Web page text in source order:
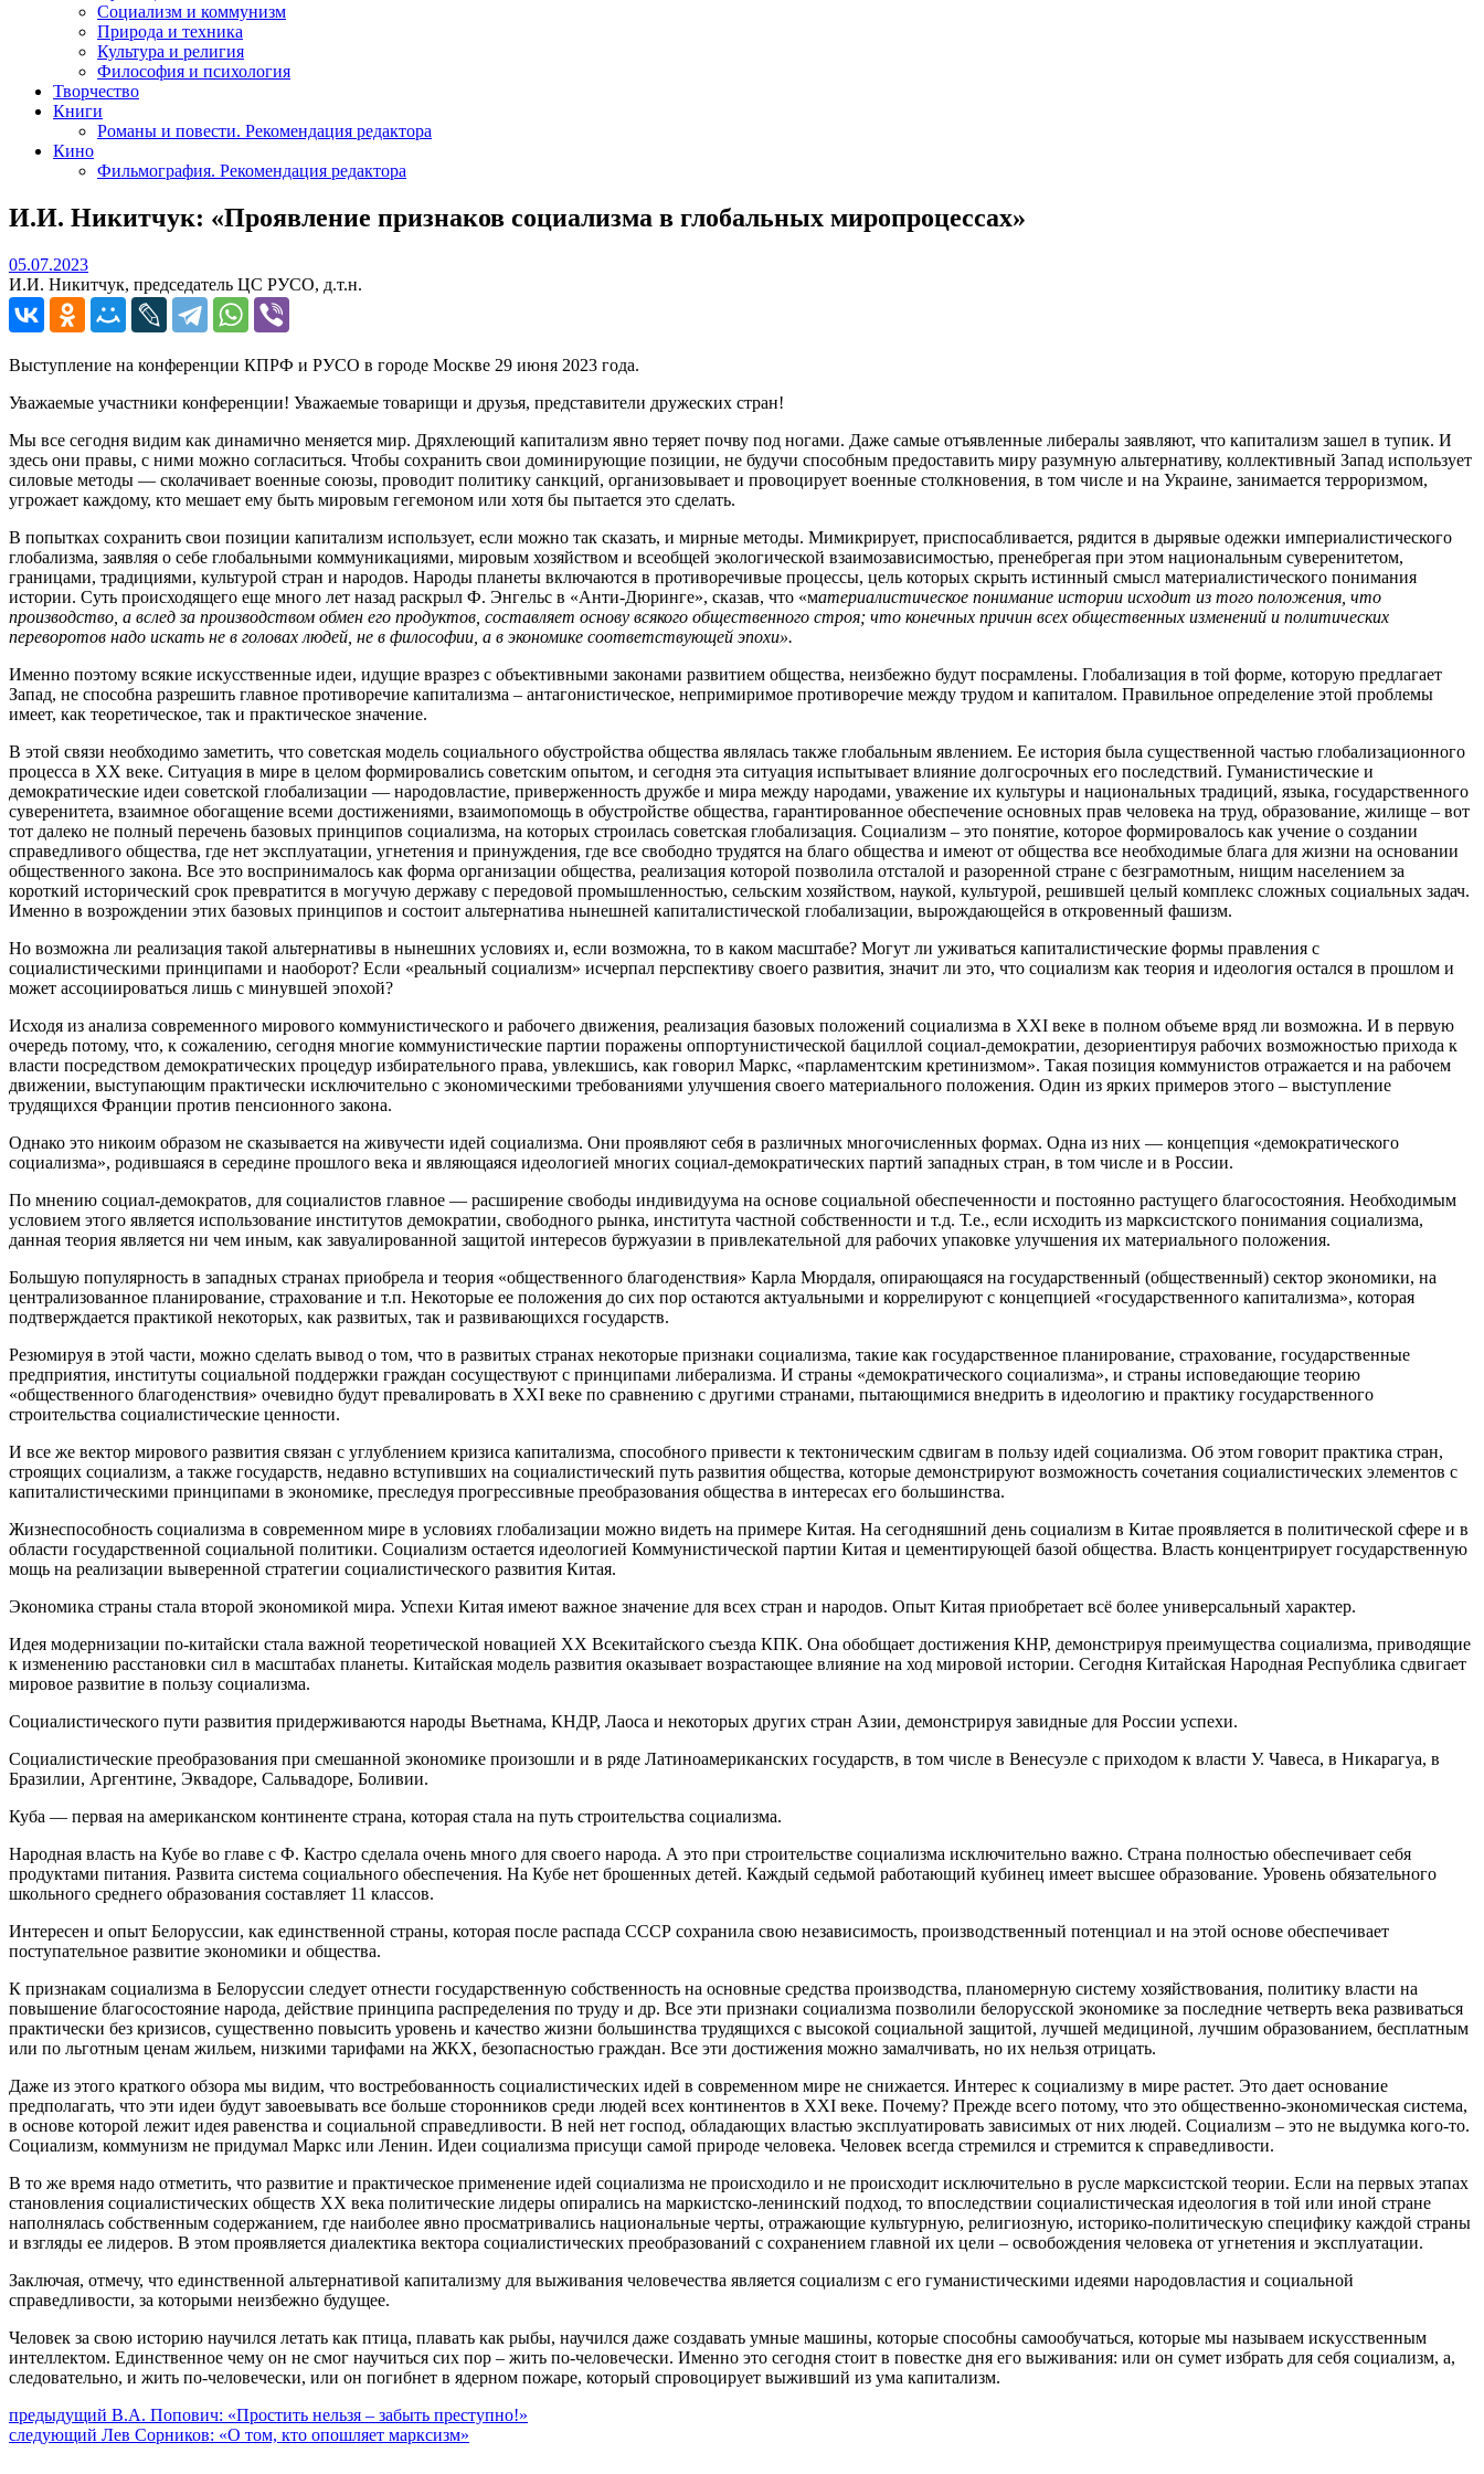
Социализм и коммунизм
Природа и техника
Культура и религия
Философия и психология
Творчество
Книги
Романы и повести. Рекомендация редактора
Кино
Фильмография. Рекомендация редактора
И.И. Никитчук: «Проявление признаков социализма в глобальных миропроцессах»
05.07.202305.07.2023
И.И. Никитчук, председатель ЦС РУСО, д.т.н.
Выступление на конференции КПРФ и РУСО в городе Москве 29 июня 2023 года.
Уважаемые участники конференции! Уважаемые товарищи и друзья, представители дружеских стран!
Мы все сегодня видим как динамично меняется мир. Дряхлеющий капитализм явно теряет почву под ногами. Даже самые отъявленные либералы заявляют, что капитализм зашел в тупик. И
здесь они правы, с ними можно согласиться. Чтобы сохранить свои доминирующие позиции, не будучи способным предоставить миру разумную альтернативу, коллективный Запад использует
силовые методы — сколачивает военные союзы, проводит политику санкций, организовывает и провоцирует военные столкновения, в том числе и на Украине, занимается терроризмом,
угрожает каждому, кто мешает ему быть мировым гегемоном или хотя бы пытается это сделать.
В попытках сохранить свои позиции капитализм использует, если можно так сказать, и мирные методы. Мимикрирует, приспосабливается, рядится в дырявые одежки империалистического
глобализма, заявляя о себе глобальными коммуникациями, мировым хозяйством и всеобщей экологической взаимозависимостью, пренебрегая при этом национальным суверенитетом,
границами, традициями, культурой стран и народов. Народы планеты включаются в противоречивые процессы, цель которых скрыть истинный смысл материалистического понимания
истории. Суть происходящего еще много лет назад раскрыл Ф. Энгельс в «Анти-Дюринге», сказав, что «материалистическое понимание истории исходит из того положения, что
производство, а вслед за производством обмен его продуктов, составляет основу всякого общественного строя; что конечных причин всех общественных изменений и политических
переворотов надо искать не в головах людей, не в философии, а в экономике соответствующей эпохи».
Именно поэтому всякие искусственные идеи, идущие вразрез с объективными законами развитием общества, неизбежно будут посрамлены. Глобализация в той форме, которую предлагает
Запад, не способна разрешить главное противоречие капитализма – антагонистическое, непримиримое противоречие между трудом и капиталом. Правильное определение этой проблемы
имеет, как теоретическое, так и практическое значение.
В этой связи необходимо заметить, что советская модель социального обустройства общества являлась также глобальным явлением. Ее история была существенной частью глобализационного
процесса в ХХ веке. Ситуация в мире в целом формировались советским опытом, и сегодня эта ситуация испытывает влияние долгосрочных его последствий. Гуманистические и
демократические идеи советской глобализации — народовластие, приверженность дружбе и мира между народами, уважение их культуры и национальных традиций, языка, государственного
суверенитета, взаимное обогащение всеми достижениями, взаимопомощь в обустройстве общества, гарантированное обеспечение основных прав человека на труд, образование, жилище – вот
тот далеко не полный перечень базовых принципов социализма, на которых строилась советская глобализация. Социализм – это понятие, которое формировалось как учение о создании
справедливого общества, где нет эксплуатации, угнетения и принуждения, где все свободно трудятся на благо общества и имеют от общества все необходимые блага для жизни на основании
общественного закона. Все это воспринималось как форма организации общества, реализация которой позволила отсталой и разоренной стране с безграмотным, нищим населением за
короткий исторический срок превратится в могучую державу с передовой промышленностью, сельским хозяйством, наукой, культурой, решившей целый комплекс сложных социальных задач.
Именно в возрождении этих базовых принципов и состоит альтернатива нынешней капиталистической глобализации, вырождающейся в откровенный фашизм.
Но возможна ли реализация такой альтернативы в нынешних условиях и, если возможна, то в каком масштабе? Могут ли уживаться капиталистические формы правления с
социалистическими принципами и наоборот? Если «реальный социализм» исчерпал перспективу своего развития, значит ли это, что социализм как теория и идеология остался в прошлом и
может ассоциироваться лишь с минувшей эпохой?
Исходя из анализа современного мирового коммунистического и рабочего движения, реализация базовых положений социализма в ХХI веке в полном объеме вряд ли возможна. И в первую
очередь потому, что, к сожалению, сегодня многие коммунистические партии поражены оппортунистической бациллой социал-демократии, дезориентируя рабочих возможностью прихода к
власти посредством демократических процедур избирательного права, увлекшись, как говорил Маркс, «парламентским кретинизмом». Такая позиция коммунистов отражается и на рабочем
движении, выступающим практически исключительно с экономическими требованиями улучшения своего материального положения. Один из ярких примеров этого – выступление
трудящихся Франции против пенсионного закона.
Однако это никоим образом не сказывается на живучести идей социализма. Они проявляют себя в различных многочисленных формах. Одна из них — концепция «демократического
социализма», родившаяся в середине прошлого века и являющаяся идеологией многих социал-демократических партий западных стран, в том числе и в России.
По мнению социал-демократов, для социалистов главное — расширение свободы индивидуума на основе социальной обеспеченности и постоянно растущего благосостояния. Необходимым
условием этого является использование институтов демократии, свободного рынка, института частной собственности и т.д. Т.е., если исходить из марксистского понимания социализма,
данная теория является ни чем иным, как завуалированной защитой интересов буржуазии в привлекательной для рабочих упаковке улучшения их материального положения.
Большую популярность в западных странах приобрела и теория «общественного благоденствия» Карла Мюрдаля, опирающаяся на государственный (общественный) сектор экономики, на
централизованное планирование, страхование и т.п. Некоторые ее положения до сих пор остаются актуальными и коррелируют с концепцией «государственного капитализма», которая
подтверждается практикой некоторых, как развитых, так и развивающихся государств.
Резюмируя в этой части, можно сделать вывод о том, что в развитых странах некоторые признаки социализма, такие как государственное планирование, страхование, государственные
предприятия, институты социальной поддержки граждан сосуществуют с принципами либерализма. И страны «демократического социализма», и страны исповедающие теорию
«общественного благоденствия» очевидно будут превалировать в ХХI веке по сравнению с другими странами, пытающимися внедрить в идеологию и практику государственного
строительства социалистические ценности.
И все же вектор мирового развития связан с углублением кризиса капитализма, способного привести к тектоническим сдвигам в пользу идей социализма. Об этом говорит практика стран,
строящих социализм, а также государств, недавно вступивших на социалистический путь развития общества, которые демонстрируют возможность сочетания социалистических элементов с
капиталистическими принципами в экономике, преследуя прогрессивные преобразования общества в интересах его большинства.
Жизнеспособность социализма в современном мире в условиях глобализации можно видеть на примере Китая. На сегодняшний день социализм в Китае проявляется в политической сфере и в
области государственной социальной политики. Социализм остается идеологией Коммунистической партии Китая и цементирующей базой общества. Власть концентрирует государственную
мощь на реализации выверенной стратегии социалистического развития Китая.
Экономика страны стала второй экономикой мира. Успехи Китая имеют важное значение для всех стран и народов. Опыт Китая приобретает всё более универсальный характер.
Идея модернизации по-китайски стала важной теоретической новацией XX Всекитайского съезда КПК. Она обобщает достижения КНР, демонстрируя преимущества социализма, приводящие
к изменению расстановки сил в масштабах планеты. Китайская модель развития оказывает возрастающее влияние на ход мировой истории. Сегодня Китайская Народная Республика сдвигает
мировое развитие в пользу социализма.
Социалистического пути развития придерживаются народы Вьетнама, КНДР, Лаоса и некоторых других стран Азии, демонстрируя завидные для России успехи.
Социалистические преобразования при смешанной экономике произошли и в ряде Латиноамериканских государств, в том числе в Венесуэле с приходом к власти У. Чавеса, в Никарагуа, в
Бразилии, Аргентине, Эквадоре, Сальвадоре, Боливии.
Куба — первая на американском континенте страна, которая стала на путь строительства социализма.
Народная власть на Кубе во главе с Ф. Кастро сделала очень много для своего народа. А это при строительстве социализма исключительно важно. Страна полностью обеспечивает себя
продуктами питания. Развита система социального обеспечения. На Кубе нет брошенных детей. Каждый седьмой работающий кубинец имеет высшее образование. Уровень обязательного
школьного среднего образования составляет 11 классов.
Интересен и опыт Белоруссии, как единственной страны, которая после распада СССР сохранила свою независимость, производственный потенциал и на этой основе обеспечивает
поступательное развитие экономики и общества.
К признакам социализма в Белоруссии следует отнести государственную собственность на основные средства производства, планомерную систему хозяйствования, политику власти на
повышение благосостояние народа, действие принципа распределения по труду и др. Все эти признаки социализма позволили белорусской экономике за последние четверть века развиваться
практически без кризисов, существенно повысить уровень и качество жизни большинства трудящихся с высокой социальной защитой, лучшей медициной, лучшим образованием, бесплатным
или по льготным ценам жильем, низкими тарифами на ЖКХ, безопасностью граждан. Все эти достижения можно замалчивать, но их нельзя отрицать.
Даже из этого краткого обзора мы видим, что востребованность социалистических идей в современном мире не снижается. Интерес к социализму в мире растет. Это дает основание
предполагать, что эти идеи будут завоевывать все больше сторонников среди людей всех континентов в ХХI веке. Почему? Прежде всего потому, что это общественно-экономическая система,
в основе которой лежит идея равенства и социальной справедливости. В ней нет господ, обладающих властью эксплуатировать зависимых от них людей. Социализм – это не выдумка кого-то.
Социализм, коммунизм не придумал Маркс или Ленин. Идеи социализма присущи самой природе человека. Человек всегда стремился и стремится к справедливости.
В то же время надо отметить, что развитие и практическое применение идей социализма не происходило и не происходит исключительно в русле марксистской теории. Если на первых этапах
становления социалистических обществ XX века политические лидеры опирались на маркистско-ленинский подход, то впоследствии социалистическая идеология в той или иной стране
наполнялась собственным содержанием, где наиболее явно просматривались национальные черты, отражающие культурную, религиозную, историко-политическую специфику каждой страны
и взгляды ее лидеров. В этом проявляется диалектика вектора социалистических преобразований с сохранением главной их цели – освобождения человека от угнетения и эксплуатации.
Заключая, отмечу, что единственной альтернативой капитализму для выживания человечества является социализм с его гуманистическими идеями народовластия и социальной
справедливости, за которыми неизбежно будущее.
Человек за свою историю научился летать как птица, плавать как рыбы, научился даже создавать умные машины, которые способны самообучаться, которые мы называем искусственным
интеллектом. Единственное чему он не смог научиться сих пор – жить по-человечески. Именно это сегодня стоит в повестке дня его выживания: или он сумет избрать для себя социализм, а,
следовательно, и жить по-человечески, или он погибнет в ядерном пожаре, который спровоцирует выживший из ума капитализм.
Навигация
по
предыдущий Предыдущий
пост:
В.А. Попович: «Простить нельзя – забыть преступно!»
следующий Следующее
Лев Сорников: «О том, кто опошляет марксизм»